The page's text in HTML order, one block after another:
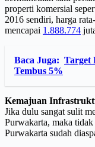
properti komersial
2016 sendiri, harga
mencapai 1.888.774
Baca Juga: Target
Tembus 5%
Kemajuan
Jika dulu sangat sulit
Purwakarta, maka
Purwakarta sudah